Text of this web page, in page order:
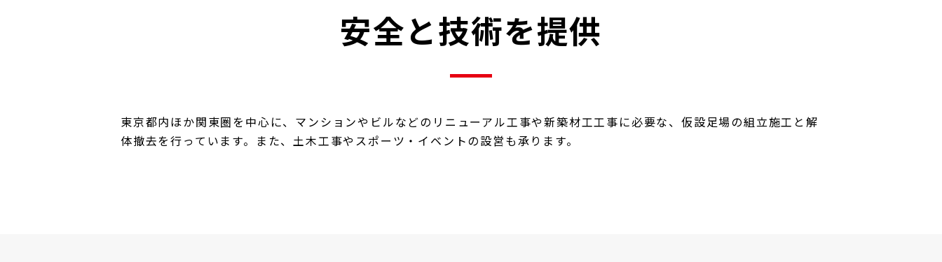
安全と技術を提供
東京都内ほか関東圏を中心に、マンションやビルなどのリニューアル工事や新築材工工事に必要な、仮設足場の組立施工と解
体撤去を行っています。また、土木工事やスポーツ・イベントの設営も承ります。